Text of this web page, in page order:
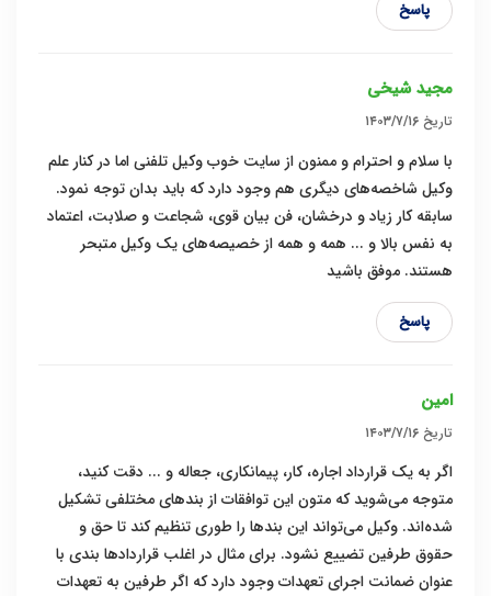
پاسخ
مجید شیخی
تاریخ ۱۴۰۳/۷/۱۶
با سلام و احترام و ممنون از سایت خوب وکیل تلفنی اما در کنار علم
وکیل شاخصه‌های دیگری هم وجود دارد که باید بدان توجه نمود.
سابقه کار زیاد و درخشان، فن بیان قوی، شجاعت و صلابت، اعتماد
به نفس بالا و ... همه و همه از خصیصه‌های یک وکیل متبحر
هستند. موفق باشید
پاسخ
امین
تاریخ ۱۴۰۳/۷/۱۶
اگر به یک قرارداد اجاره، کار، پیمانکاری، جعاله و ... دقت کنید،
متوجه می‌شوید که متون این توافقات از بندهای مختلفی تشکیل
شده‌اند. وکیل می‌تواند این بندها را طوری تنظیم کند تا حق و
حقوق طرفین تضییع نشود. برای مثال در اغلب قراردادها بندی با
عنوان ضمانت اجرای تعهدات وجود دارد که اگر طرفین به تعهدات